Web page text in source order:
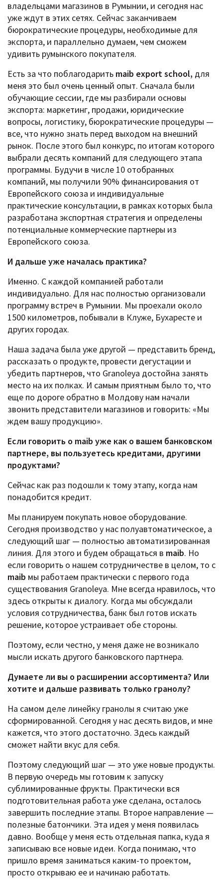
владельцами магазинов в Румынии, и сегодня нас
уже ждут в этих сетях. Сейчас заканчиваем
бюрократические процедуры, необходимые для
экспорта, и параллельно думаем, чем сможем
удивить румынского покупателя.
Есть за что поблагодарить maib export school, для
меня это был очень ценный опыт. Сначала были
обучающие сессии, где мы разбирали основы
экспорта: маркетинг, продажи, юридические
вопросы, логистику, бюрократические процедуры —
все, что нужно знать перед выходом на внешний
рынок. После этого был конкурс, по итогам которого
выбрали десять компаний для следующего этапа
программы. Будучи в числе 10 отобранных
компаний, мы получили 90% финансирования от
Европейского союза и индивидуальные
практические консультации, в рамках которых была
разработана экспортная стратегия и определены
потенциальные коммерческие партнеры из
Европейского союза.
И дальше уже началась практика?
Именно. С каждой компанией работали
индивидуально. Для нас полностью организовали
программу встреч в Румынии. Мы проехали около
1500 километров, побывали в Клуже, Бухаресте и
других городах.
Наша задача была уже другой — представить бренд,
рассказать о продукте, провести дегустации и
убедить партнеров, что Granoleya достойна занять
место на их полках. И самым приятным было то, что
еще по дороге обратно в Молдову нам начали
звонить представители магазинов и говорить: «Мы
ждем вашу продукцию».
Если говорить о maib уже как о вашем банковском
партнере, вы пользуетесь кредитами, другими
продуктами?
Сейчас как раз подошли к тому этапу, когда нам
понадобится кредит.
Мы планируем покупать новое оборудование.
Сегодня производство у нас полуавтоматическое, а
следующий шаг — полностью автоматизированная
линия. Для этого и будем обращаться в maib. Но
если говорить о нашем сотрудничестве в целом, то с
maib мы работаем практически с первого года
существования Granoleya. Мне всегда нравилось, что
здесь открыты к диалогу. Когда мы обсуждали
условия сотрудничества, банк был готов искать
решение, которое устраивает обе стороны.
Поэтому, если честно, у меня даже не возникало
мысли искать другого банковского партнера.
Думаете ли вы о расширении ассортимента? Или
хотите и дальше развивать только гранолу?
На самом деле линейку гранолы я считаю уже
сформированной. Сегодня у нас десять видов, и мне
кажется, что этого достаточно. Здесь каждый
сможет найти вкус для себя.
Поэтому следующий шаг — это уже новые продукты.
В первую очередь мы готовим к запуску
сублимированные фрукты. Практически вся
подготовительная работа уже сделана, осталось
завершить последние этапы. Второе направление —
полезные батончики. Эта идея у меня появилась
давно. Вообще у меня есть отдельная папка, куда я
записываю все новые идеи. Когда понимаю, что
пришло время заниматься каким-то проектом,
просто открываю ее и начинаю работать.